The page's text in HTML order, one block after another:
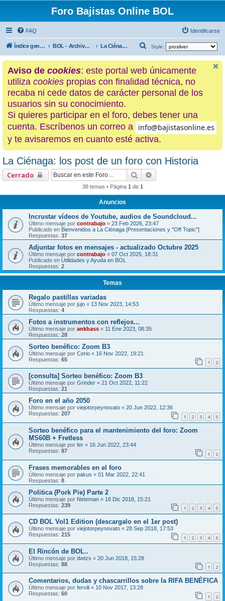
Foro Bajistas Online BOL
FAQ Identificarse
Índice general BOL - Archivo histórico La Ciénaga: los post de un foro con Historia Style:
u
c
a
Aviso de cookies: este portal web únicamente
utiliza cookies propias con finalidad técnica, no
recaba ni cede datos de carácter personal de los
usuarios sin su conocimiento.
Si quieres participar en el foro, debes tener una
cuenta. Escríbenos un correo a
y te avisaremos en cuanto esté activa.
La Ciénaga: los post de un foro con Historia
Cerrado Buscar
38 temas • Página 1 de 1
Anuncios
Incrustar vídeos de Youtube, audios de Soundcloud...
Último mensaje por contrabajo « 23 Feb 2026, 23:47
Publicado en Bienvenidos a La Ciénaga [Presentaciones y "Off Topic"]
Respuestas: 37
Adjuntar fotos en mensajes - actualizado Octubre 2025
Último mensaje por contrabajo « 07 Oct 2025, 18:31
Publicado en Utilidades y Ayuda en BOL
Respuestas: 2
Temas
Regalo pastillas variadas
Último mensaje por jujo « 13 Nov 2023, 14:53
Respuestas: 4
Fotos a instrumentos con reflejos...
Último mensaje por ankbass « 11 Ene 2023, 08:35
Respuestas: 28
Sorteo benéfico: Zoom B3
Último mensaje por Cerio « 16 Nov 2022, 19:21
Respuestas: 65 1 2
[consulta] Sorteo benéfico: Zoom B3
Último mensaje por Grinder « 21 Oct 2022, 11:22
Respuestas: 21
Foro en el año 2050
Último mensaje por viejotorpeynovato « 20 Jun 2022, 12:36
Respuestas: 207 1 2 3 4 5
Sorteo benéfico para el mantenimiento del foro: Zoom
MS60B + Fretless
Último mensaje por fer « 16 Jun 2022, 23:44
Respuestas: 87 1 2
Frases memorables en el foro
Último mensaje por pakus « 01 Mar 2022, 22:41
Respuestas: 8
Politica (Pork Pie) Parte 2
Último mensaje por Neteman « 18 Dic 2018, 15:21
Respuestas: 239 1 2 3 4 5
CD BOL Vol1 Edition (descargalo en el 1er post)
Último mensaje por viejotorpeynovato « 28 Sep 2018, 17:53
Respuestas: 215 1 2 3 4 5
El Rincón de BOL..
Último mensaje por dwtzs « 20 Jun 2018, 15:28
Respuestas: 88 1 2
Comentarios, dudas y chascarrillos sobre la RIFA BENÉFICA
Último mensaje por fervili « 10 Nov 2017, 13:28
Respuestas: 60 1 2